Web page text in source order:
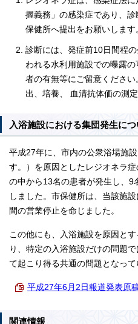
握義務」の感染症であり、
保健所へ提出をお願いします
診断には、発症前10日間程
われる水利用施設での曝露
者の有無等にご留意くださ
出、培養、 血清抗体価の測
入浴施設における集団発生につ
平成27年に、市内の公衆浴場施
す。）を原因としたレジオネラ
の中から13名の患者が発生し、9
しました。市保健所は、当該施
間の営業停止を命じました。
この他にも、入浴施設を原因と
り、特定の入浴施設だけの問題
て起こり得る共通の問題となって
平成27年6月2日報道発表原
関連情報